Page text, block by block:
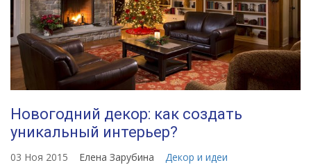
Новогодний декор: как создать
уникальный интерьер?
03 Ноя 2015 Елена Зарубина Декор и идеи